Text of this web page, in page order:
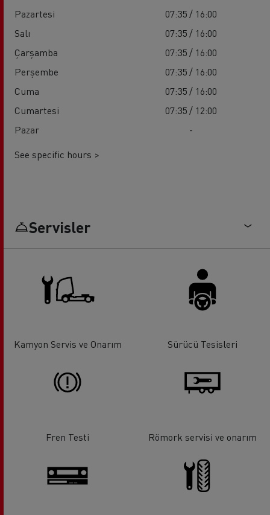
Pazartesi
07:35 / 16:00
Salı
07:35 / 16:00
Çarşamba
07:35 / 16:00
Perşembe
07:35 / 16:00
Cuma
07:35 / 16:00
Cumartesi
07:35 / 12:00
Pazar
-
See specific hours >
Servisler
Kamyon Servis ve Onarım Sürücü Tesisleri
Fren Testi Römork servisi ve onarım